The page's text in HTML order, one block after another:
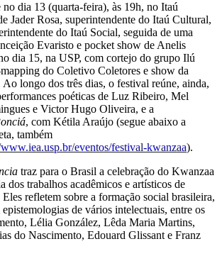
no dia 13 (quarta-feira), às 19h, no Itaú
Jader Rosa, superintendente do Itaú Cultural,
do Itaú Social, seguida de uma
Evaristo e pocket show de Anelis
dia 15, na USP, com cortejo do grupo Ilú
do Coletivo Coletores e show da
longo dos três dias, o festival reúne, ainda,
poéticas de Luz Ribeiro, Mel
e Victor Hugo Oliveira, e a
, com Kétila Araújo (segue abaixo a
também
eventos/festival-kwanzaa).
traz para o Brasil a celebração do Kwanzaa
dos trabalhos acadêmicos e artísticos de
refletem sobre a formação social brasileira,
de vários intelectuais, entre os
Lélia González, Lêda Maria Martins,
do Nascimento, Edouard Glissant e Franz